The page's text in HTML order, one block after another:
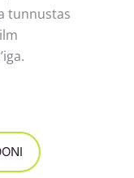
tunnustas